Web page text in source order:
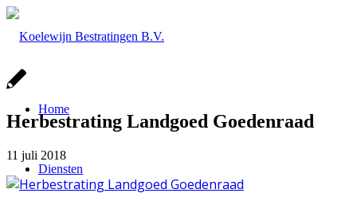
Home
Diensten
Herbestrating Landgoed Goedenraad
11 juli 2018